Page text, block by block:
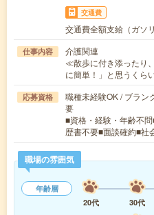
交通費
交通費全額支給（ガソ
仕事内容
介護関連
≪散歩に付き添ったり
に簡単！」と思うくら
応募資格
職種未経験OK / ブラン
要
■資格・経験・年齢不
歴書不要■面談確約■
職場の雰囲気
年齢層
20代
30代